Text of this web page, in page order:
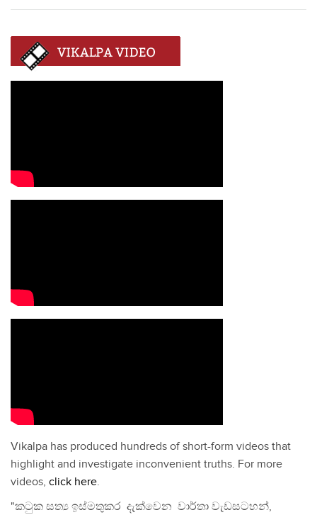
Vikalpa has produced hundreds of short-form videos that
highlight and investigate inconvenient truths. For more
videos, click here.
"කටුක සත්‍ය ඉස්මතුකර දැක්වෙන වාර්තා වැඩසටහන්,